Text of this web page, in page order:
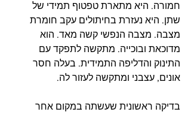
חמורה. היא מתארת טפטוף תמידי של
שתן. היא נעזרת בחיתולים עקב חומרת
מצבה. מצבה הנפשי קשה מאד. הוא
מדוכאת ובוכייה. מתקשה לתפקד עם
התינוק והדליפה התמידית. בעלה חסר
אונים, עצבני ומתקשה לעזור לה.
בדיקה ראשונית שעשתה במקום אחר